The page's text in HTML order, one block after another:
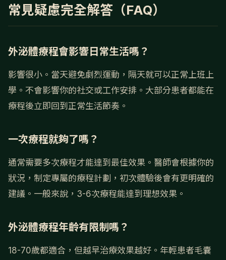
常見疑慮完全解答（FAQ）
外泌體療程會影響日常生活嗎？
影響很小。當天避免劇烈運動，隔天就可以正常上班上
學。不會影響你的社交或工作安排。大部分患者都能在
療程後立即回到正常生活節奏。
一次療程就夠了嗎？
通常需要多次療程才能達到最佳效果。醫師會根據你的
狀況，制定專屬的療程計劃，初次體驗後會有更明確的
建議。一般來說，3-6次療程能達到理想效果。
外泌體療程年齡有限制嗎？
18-70歲都適合，但越早治療效果越好。年輕患者毛囊